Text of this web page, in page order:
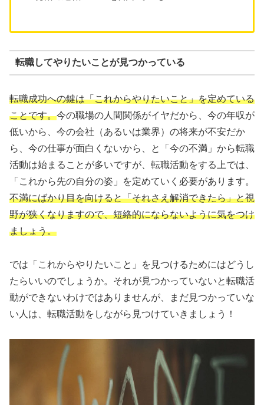
転職してやりたいことが見つかっている
転職成功への鍵は「これからやりたいこと」を定めている
ことです。今の職場の人間関係がイヤだから、今の年収が
低いから、今の会社（あるいは業界）の将来が不安だか
ら、今の仕事が面白くないから、と「今の不満」から転職
活動は始まることが多いですが、転職活動をする上では、
「これから先の自分の姿」を定めていく必要があります。
不満にばかり目を向けると「それさえ解消できたら」と視
野が狭くなりますので、短絡的にならないように気をつけ
ましょう。
では「これからやりたいこと」を見つけるためにはどうし
たらいいのでしょうか。それが見つかっていないと転職活
動ができないわけではありませんが、まだ見つかっていな
い人は、転職活動をしながら見つけていきましょう！